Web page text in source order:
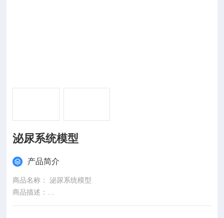
泌尿系统模型
产品简介
商品名称： 泌尿系统模型
商品描述：
本模型由泌尿系统各器官连腹膜后腔、肾剖面、膀胱剖面等4个